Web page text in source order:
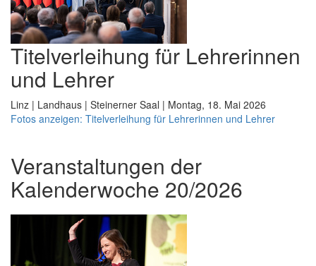
Titelverleihung für Lehrerinnen
und Lehrer
Linz | Landhaus | Steinerner Saal | Montag, 18. Mai 2026
Fotos anzeigen: Titelverleihung für Lehrerinnen und Lehrer
Veranstaltungen der
Kalenderwoche 20/2026